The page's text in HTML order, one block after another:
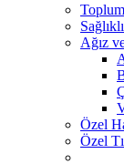
Ağız
Özel
Özel